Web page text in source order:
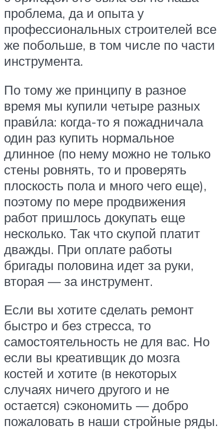
проблема, да и опыта у
профессиональных строителей все
же побольше, в том числе по части
инструмента.
По тому же принципу в разное
время мы купили четыре разных
прави́ла: когда-то я пожадничала
один раз купить нормальное
длинное (по нему можно не только
стены ровнять, то и проверять
плоскость пола и много чего еще),
поэтому по мере продвижения
работ пришлось докупать еще
несколько. Так что скупой платит
дважды. При оплате работы
бригады половина идет за руки,
вторая — за инструмент.
Если вы хотите сделать ремонт
быстро и без стресса, то
самостоятельность не для вас. Но
если вы креативщик до мозга
костей и хотите (в некоторых
случаях ничего другого и не
остается) сэкономить — добро
пожаловать в наши стройные ряды.